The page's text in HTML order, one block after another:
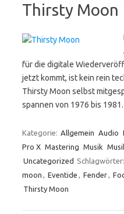
Thirsty Moon
für die digitale
jetzt kommt, ist kein rein
Thirsty Moon selbst
spannen von 1976 bis 1981.
Kategorie: Allgemein Audio
Pro X Mastering Musik
Uncategorized Schlagwörter:
moon , Eventide , Fender,
Thirsty Moon